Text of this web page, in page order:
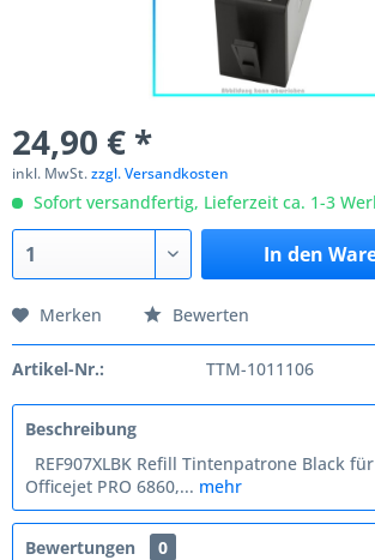
24,90 € *
inkl. MwSt.zzgl. Versandkosten
Sofort versandfertig, Lieferzeit ca. 1-3
In den
Merken Bewerten
Artikel-Nr.: TTM-1011106
Beschreibung
REF907XLBK Refill Tintenpatrone Black
Officejet PRO 6860,... mehr
Bewertungen
0